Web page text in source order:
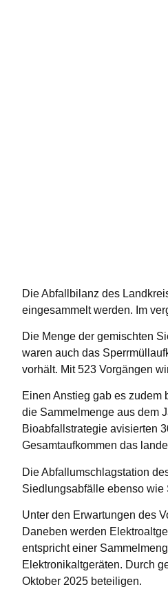
Die Abfallbilanz des
eingesammelt werden. Im
Die Menge der gemischten
waren auch das
vorhält. Mit 523 Vorgängen
Einen Anstieg gab es
die Sammelmenge aus dem
Bioabfallstrategie avisierten
Gesamtaufkommen das
Die Abfallumschlagstation
Siedlungsabfälle ebenso
Unter den Erwartungen des
Daneben werden
entspricht einer
Elektronikaltgeräten. Durch
Oktober 2025 beteiligen.